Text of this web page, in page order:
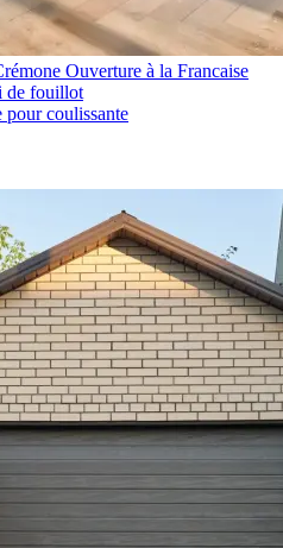
Ouverture à la Francaise
de fouillot
pour coulissante